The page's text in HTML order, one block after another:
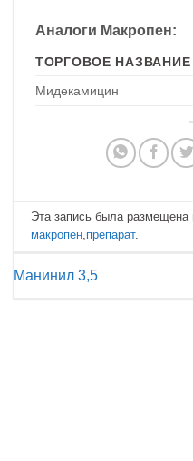
Аналоги Макропен:
ТОРГОВОЕ НАЗВАНИЕ
Мидекамицин
Эта запись была
макропен,препарат.
Манинил 3,5